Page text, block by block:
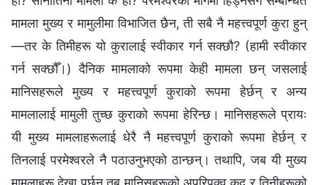
मामला मुख्य र मामुलीमा विभाजित छैन, ती सबै नै महत्त्वपूर्ण कुरा हुन्
—तर के तिमीहरू यो कुरालाई स्वीकार गर्न सक्छौ? (हामी स्वीकार
गर्न सक्छौँ।) दैनिक मामलाको रूपमा केही मामला छन् जसलाई
मानिसहरूले मुख्य र महत्त्वपूर्ण कुराको रूपमा हेर्छन् र अन्य
मामलालाई मामुली तुच्छ कुराको रूपमा हेरिन्छ। मानिसहरूले प्रायः
यी मुख्य मामलाहरूलाई धेरै नै महत्त्वपूर्ण कुराको रूपमा हेर्छन् र
तिनलाई परमेश्‍वरले नै पठाउनुभएको ठान्छन्। तथापि, जब यी मुख्य